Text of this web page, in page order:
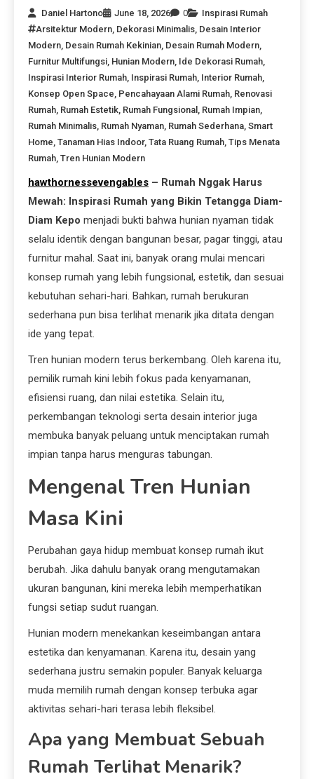
Daniel Hartono June 18, 2026 0
Inspirasi Rumah
Arsitektur Modern Dekorasi Minimalis Desain Interior
Modern Desain Rumah Kekinian Desain Rumah Modern
Furnitur Multifungsi Hunian Modern Ide Dekorasi Rumah
Inspirasi Interior Rumah Inspirasi Rumah Interior Rumah
Konsep Open Space Pencahayaan Alami Rumah Renovasi
Rumah Rumah Estetik Rumah Fungsional Rumah Impian
Rumah Minimalis Rumah Nyaman Rumah Sederhana Smart
Home Tanaman Hias Indoor, Tata Ruang Rumah Tips Menata
Rumah Tren Hunian Modern
hawthornessevengables – Rumah Nggak Harus
Mewah: Inspirasi Rumah yang Bikin Tetangga Diam-
Diam Kepo menjadi bukti bahwa hunian nyaman tidak
selalu identik dengan bangunan besar, pagar tinggi, atau
furnitur mahal. Saat ini, banyak orang mulai mencari
konsep rumah yang lebih fungsional, estetik, dan sesuai
kebutuhan sehari-hari. Bahkan, rumah berukuran
sederhana pun bisa terlihat menarik jika ditata dengan
ide yang tepat.
Tren hunian modern terus berkembang. Oleh karena itu,
pemilik rumah kini lebih fokus pada kenyamanan,
efisiensi ruang, dan nilai estetika. Selain itu,
perkembangan teknologi serta desain interior juga
membuka banyak peluang untuk menciptakan rumah
impian tanpa harus menguras tabungan.
Mengenal Tren Hunian
Masa Kini
Perubahan gaya hidup membuat konsep rumah ikut
berubah. Jika dahulu banyak orang mengutamakan
ukuran bangunan, kini mereka lebih memperhatikan
fungsi setiap sudut ruangan.
Hunian modern menekankan keseimbangan antara
estetika dan kenyamanan. Karena itu, desain yang
sederhana justru semakin populer. Banyak keluarga
muda memilih rumah dengan konsep terbuka agar
aktivitas sehari-hari terasa lebih fleksibel.
Apa yang Membuat Sebuah
Rumah Terlihat Menarik?